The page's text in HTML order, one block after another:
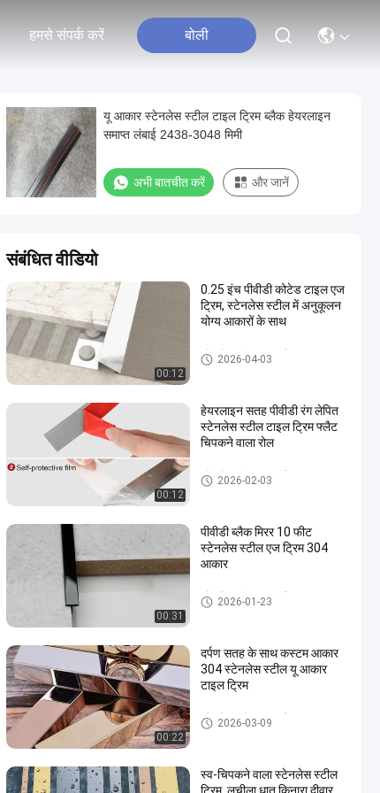
हमसे संपर्क करें बोली
यू आकार स्टेनलेस स्टील टाइल ट्रिम ब्लैक हेयरलाइन
समाप्त लंबाई 2438-3048 मिमी
अभी बातचीत करें और जानें
संबंधित वीडियो
00:12
0.25 इंच पीवीडी कोटेड टाइल एज
ट्रिम, स्टेनलेस स्टील में अनुकूलन
योग्य आकारों के साथ
स्टेनलेस स्टील टाइल ट्रिम
2026-04-03
00:12
हेयरलाइन सतह पीवीडी रंग लेपित
स्टेनलेस स्टील टाइल ट्रिम फ्लैट
चिपकने वाला रोल
स्टेनलेस स्टील टाइल ट्रिम
2026-02-03
00:31
पीवीडी ब्लैक मिरर 10 फीट
स्टेनलेस स्टील एज ट्रिम 304
आकार
स्टेनलेस स्टील टाइल ट्रिम
2026-01-23
00:22
दर्पण सतह के साथ कस्टम आकार
304 स्टेनलेस स्टील यू आकार
टाइल ट्रिम
स्टेनलेस स्टील टाइल ट्रिम
2026-03-09
स्व-चिपकने वाला स्टेनलेस स्टील